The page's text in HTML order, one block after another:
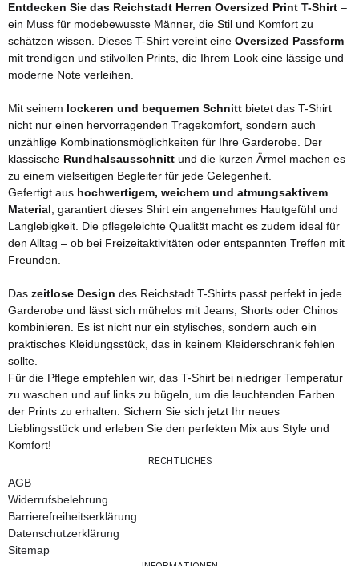
Entdecken Sie das Reichstadt Herren Oversized Print T-Shirt –
ein Muss für modebewusste Männer, die Stil und Komfort zu
schätzen wissen. Dieses T-Shirt vereint eine Oversized Passform
mit trendigen und stilvollen Prints, die Ihrem Look eine lässige und
moderne Note verleihen.
Mit seinem lockeren und bequemen Schnitt bietet das T-Shirt
nicht nur einen hervorragenden Tragekomfort, sondern auch
unzählige Kombinationsmöglichkeiten für Ihre Garderobe. Der
klassische Rundhalsausschnitt und die kurzen Ärmel machen es
zu einem vielseitigen Begleiter für jede Gelegenheit.
Gefertigt aus hochwertigem, weichem und atmungsaktivem
Material , garantiert dieses Shirt ein angenehmes Hautgefühl und
Langlebigkeit. Die pflegeleichte Qualität macht es zudem ideal für
den Alltag – ob bei Freizeitaktivitäten oder entspannten Treffen mit
Freunden.
Das zeitlose Design des Reichstadt T-Shirts passt perfekt in jede
Garderobe und lässt sich mühelos mit Jeans, Shorts oder Chinos
kombinieren. Es ist nicht nur ein stylisches, sondern auch ein
praktisches Kleidungsstück, das in keinem Kleiderschrank fehlen
sollte.
Für die Pflege empfehlen wir, das T-Shirt bei niedriger Temperatur
zu waschen und auf links zu bügeln, um die leuchtenden Farben
der Prints zu erhalten. Sichern Sie sich jetzt Ihr neues
Lieblingsstück und erleben Sie den perfekten Mix aus Style und
Komfort!
RECHTLICHES
AGB
Widerrufsbelehrung
Barrierefreiheitserklärung
Datenschutzerklärung
Sitemap